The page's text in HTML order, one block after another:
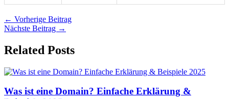
← Vorherige Beitrag
Nächste Beitrag →
Related Posts
Was ist eine Domain? Einfache Erklärung &